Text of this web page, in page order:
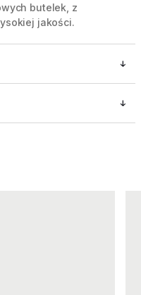
butelek, z
jakości.